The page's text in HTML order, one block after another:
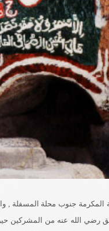
جنوب محلة المسفلة ,
رضي الله عنه من المشركين حين